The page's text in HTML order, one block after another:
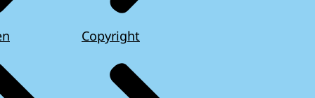
Copyright